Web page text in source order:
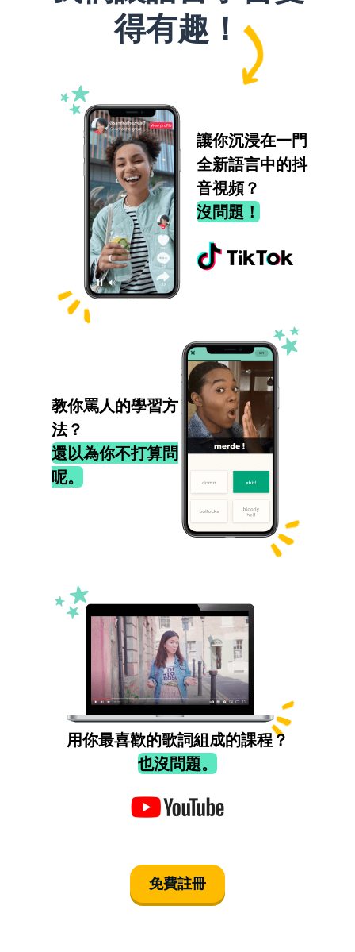
得有趣！
讓你沉浸在一門
全新語言中的抖
音視頻？
沒問題！
教你罵人的學習方
法？
還以為你不打算問
呢。
用你最喜歡的歌詞組成的課程？
也沒問題。
免費註冊